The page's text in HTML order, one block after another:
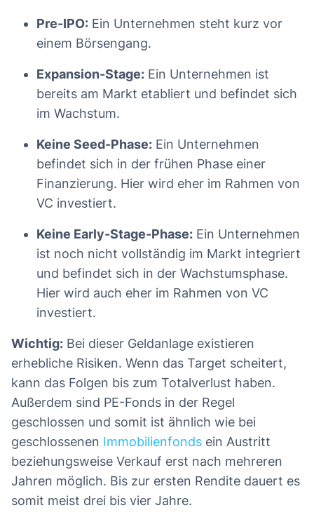
Pre-IPO: Ein Unternehmen steht kurz vor
einem Börsengang.
Expansion-Stage: Ein Unternehmen ist
bereits am Markt etabliert und befindet sich
im Wachstum.
Keine Seed-Phase: Ein Unternehmen
befindet sich in der frühen Phase einer
Finanzierung. Hier wird eher im Rahmen von
VC investiert.
Keine Early-Stage-Phase: Ein Unternehmen
ist noch nicht vollständig im Markt integriert
und befindet sich in der Wachstumsphase.
Hier wird auch eher im Rahmen von VC
investiert.
Wichtig: Bei dieser Geldanlage existieren
erhebliche Risiken. Wenn das Target scheitert,
kann das Folgen bis zum Totalverlust haben.
Außerdem sind PE-Fonds in der Regel
geschlossen und somit ist ähnlich wie bei
geschlossenen Immobilienfonds ein Austritt
beziehungsweise Verkauf erst nach mehreren
Jahren möglich. Bis zur ersten Rendite dauert es
somit meist drei bis vier Jahre.